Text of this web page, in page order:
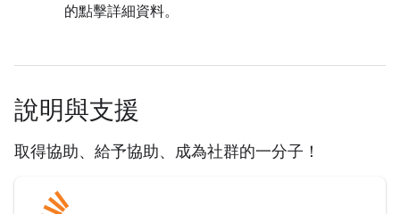
的點擊詳細資料。
說明與支援
取得協助、給予協助、成為社群的一分子！